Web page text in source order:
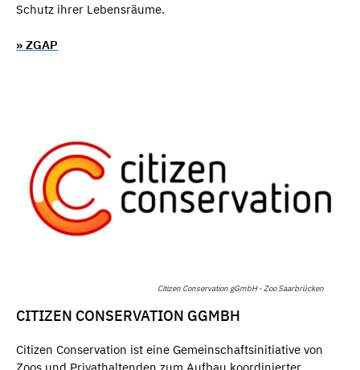
Schutz ihrer Lebensräume.
» ZGAP
Citizen Conservation gGmbH - Zoo Saarbrücken
CITIZEN CONSERVATION GGMBH
Citizen Conservation ist eine Gemeinschaftsinitiative von